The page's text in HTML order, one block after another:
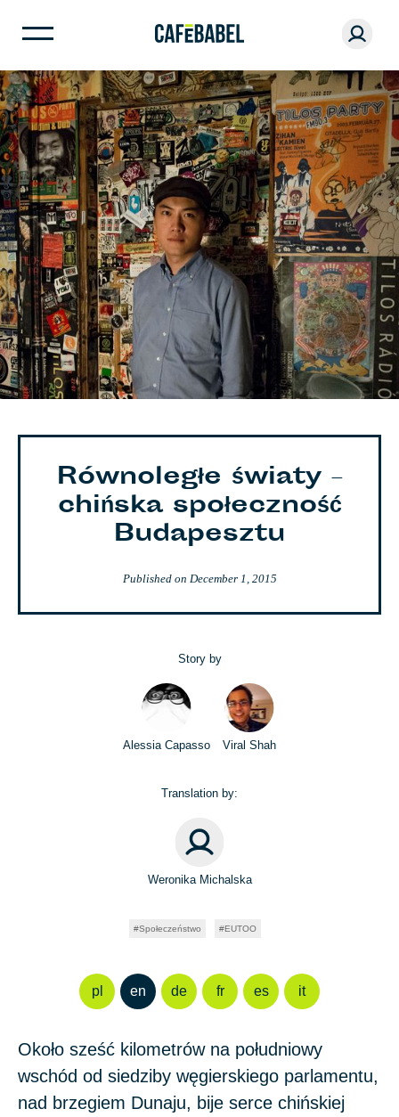
Równoległe światy –
chińska społeczność
Budapesztu
Published on December 1, 2015
Story by
Alessia Capasso Viral Shah
Translation by:
Weronika Michalska
Społeczeństwo EUTOO
pl en de fr es it
Około sześć kilometrów na południowy
wschód od siedziby węgierskiego parlamentu,
nad brzegiem Dunaju, bije serce chińskiej